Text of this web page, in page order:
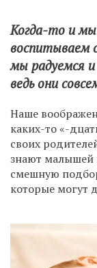
Когда-то и
воспитываем
мы радуемся
ведь они
Наше
каких-то «-
своих
знают малышей
смешную
которые могут